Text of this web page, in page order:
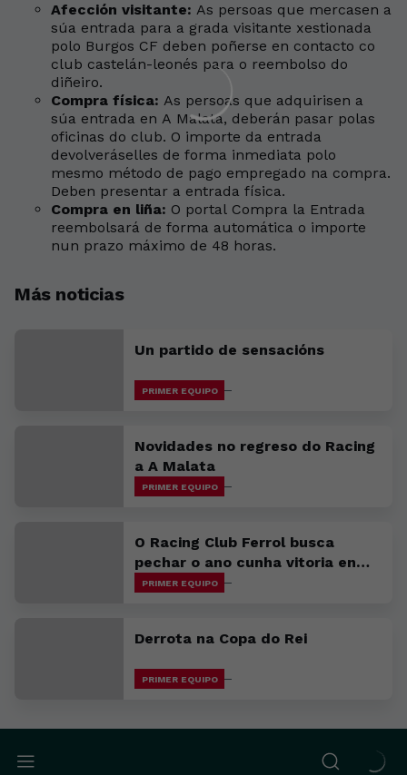
Afección visitante: As persoas que mercasen a
súa entrada para a grada visitante xestionada
polo Burgos CF deben poñerse en contacto co
club castelán-leonés para o reembolso do
diñeiro.
Compra física: As persoas que adquirisen a
súa entrada en A Malata, deberán pasar polas
oficinas do club. O importe da entrada
devolveráselles de forma inmediata polo
mesmo método de pago empregado na compra.
Deben presentar a entrada física.
Compra en liña: O portal Compra la Entrada
reembolsará de forma automática o importe
nun prazo máximo de 48 horas.
Más noticias
Un partido de sensacións
PRIMER EQUIPO
Novidades no regreso do Racing
a A Malata
PRIMER EQUIPO
O Racing Club Ferrol busca
pechar o ano cunha vitoria en
Avilés
PRIMER EQUIPO
Derrota na Copa do Rei
PRIMER EQUIPO